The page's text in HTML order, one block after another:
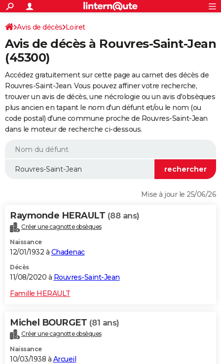
ACTUALITÉS
Politique
Société
Faits Divers
Education
Monde
Villes
+
SPORT
Coupe du monde 2026
Football
Tennis
Cyclisme
Rugby
Forum
FINANCE
Retraite
Impôts
Epargne
Immobilier
Risques naturels par ville
Banque
Assurance
Crédit
Essais
Réserver un essai
Citadines
Berlines
SUV
Forum auto
+
HIGH-TECH
Mobiles
Meilleur smartphone
Internet
Ordinateurs
Jeux vidéo
Guide high-tech
+
BRICOLAGE
Forum
Aménagement intérieur
Extérieur
Cuisine
Salle de bains
Jardinage
Rangement
WEEK-END
Guides de France
Escapades
Patrimoine
Expositions
Musées
Week-end nature
LIFESTYLE
Alimentation
Guide de la santé
Maladies
Médicaments
Sommeil
VOYAGE
Destinations
City break
Voyage nature
Voyage de noces
Forum
Climat
+PHOTO
GUIDES D'ACHAT
BONS PLANS
CARTE DE VOEUX
Dictionnaire
Biographies
Citations
Expressions
Proverbes
PROGRAMME TV
COPAINS D'AVANT
Avis de décès Loiret
Avis de décès à Rouvres-Saint-Jean
(45300)
Accédez gratuitement sur cette page au carnet des décès de
Rouvres-Saint-Jean. Vous pouvez affiner votre recherche,
trouver un avis de décès, une nécrologie ou un avis d'obsèques
plus ancien en tapant le nom d'un défunt et/ou le nom (ou
code postal) d'une commune proche de Rouvres-Saint-Jean
dans le moteur de recherche ci-dessous.
Mise à jour le 25/06/26
Raymonde HERAULT (88 ans)
Créer une cagnotte obsèques
Naissance
12/01/1932 à Chadenac
Décès
11/08/2020 à Rouvres-Saint-Jean
Famille HERAULT
Michel BOURGET (81 ans)
Créer une cagnotte obsèques
Naissance
10/03/1938 à Arcueil